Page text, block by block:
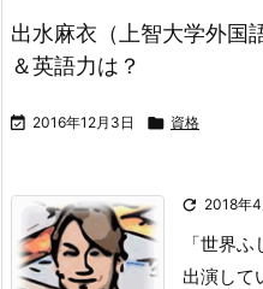
出水麻衣（上智大学外国
＆英語力は？
 2016年12月3日  資格
 2018年4
「世界
出演して